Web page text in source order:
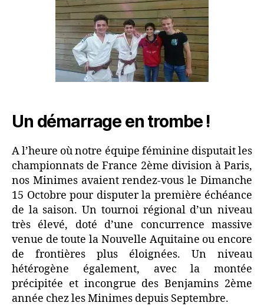
Un démarrage en trombe !
A l’heure où notre équipe féminine disputait les
championnats de France 2ème division à Paris,
nos Minimes avaient rendez-vous le Dimanche
15 Octobre pour disputer la première échéance
de la saison. Un tournoi régional d’un niveau
très élevé, doté d’une concurrence massive
venue de toute la Nouvelle Aquitaine ou encore
de frontières plus éloignées. Un niveau
hétérogène également, avec la montée
précipitée et incongrue des Benjamins 2ème
année chez les Minimes depuis Septembre.